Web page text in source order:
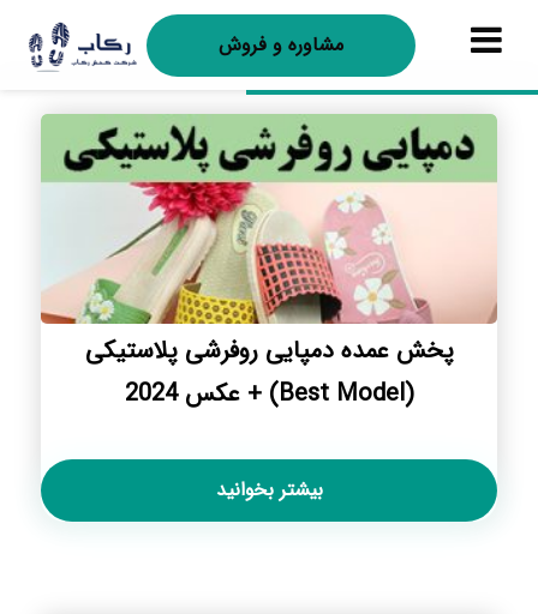
مشاوره و فروش
پخش عمده دمپایی روفرشی پلاستیکی
(Best Model) + عکس 2024
بیشتر بخوانید